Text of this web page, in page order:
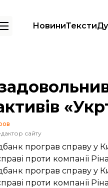
НовиниТексти
Ощадбанку про арешт
сайту
програв справу у
проти компанії
програв справу у
проти компанії